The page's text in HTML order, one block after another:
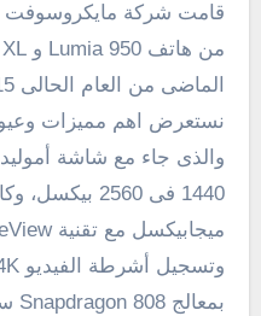
قامت شركة مايكروسوفت بالأعلان رسمياً عن نسختين
ميجابيكسل مع تقنية
وتسجيل
أشرطة الفيديو 4K